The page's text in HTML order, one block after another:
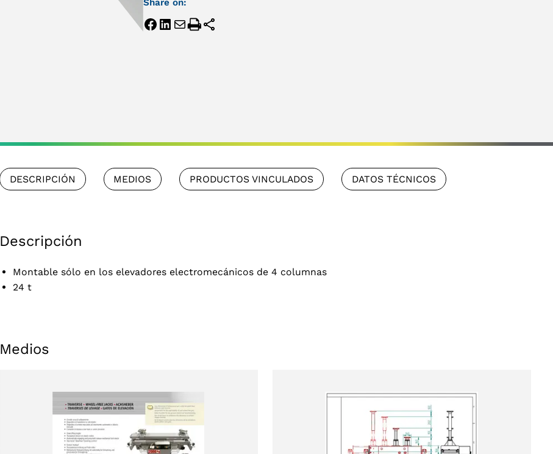
Share on:
DESCRIPCIÓN MEDIOS PRODUCTOS VINCULADOS DATOS TÉCNICOS
Descripción
Montable sólo en los elevadores electromecánicos de 4 columnas
24 t
Medios